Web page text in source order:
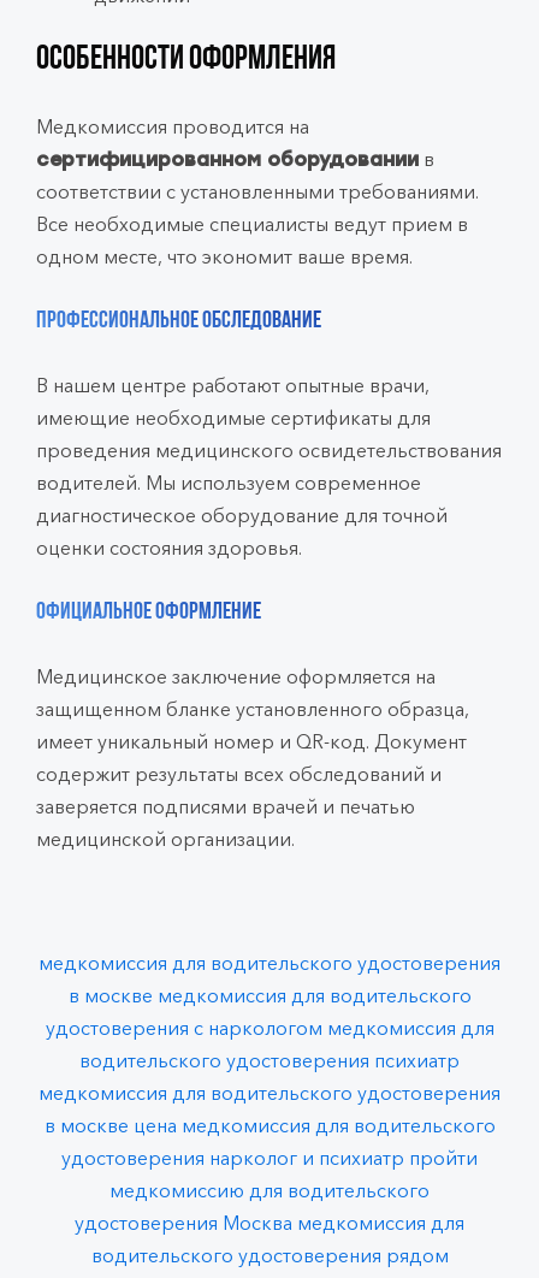
Особенности оформления
Медкомиссия проводится на
сертифицированном оборудовании в
соответствии с установленными требованиями.
Все необходимые специалисты ведут прием в
одном месте, что экономит ваше время.
Профессиональное обследование
В нашем центре работают опытные врачи,
имеющие необходимые сертификаты для
проведения медицинского освидетельствования
водителей. Мы используем современное
диагностическое оборудование для точной
оценки состояния здоровья.
Официальное оформление
Медицинское заключение оформляется на
защищенном бланке установленного образца,
имеет уникальный номер и QR-код. Документ
содержит результаты всех обследований и
заверяется подписями врачей и печатью
медицинской организации.
медкомиссия для водительского удостоверения
в москве медкомиссия для водительского
удостоверения с наркологом медкомиссия для
водительского удостоверения психиатр
медкомиссия для водительского удостоверения
в москве цена медкомиссия для водительского
удостоверения нарколог и психиатр пройти
медкомиссию для водительского
удостоверения Москва медкомиссия для
водительского удостоверения рядом